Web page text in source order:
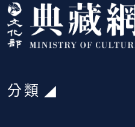
跳到主要內容
:::
:::
分類